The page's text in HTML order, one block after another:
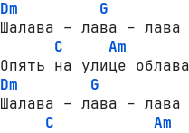
Dm
G
Шалава – лава – лава
C
Am
Dm
G
Шалава – лава – лава
C
Am